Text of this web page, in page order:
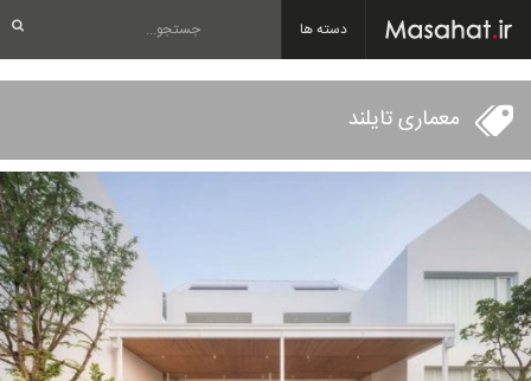
دسته ها
معماری تایلند